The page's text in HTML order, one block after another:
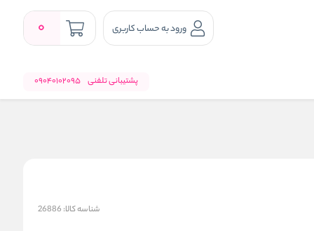
ورود به حساب کاربری 0
پشتیبانی تلفنی 09040102095
شناسه کالا: 26886